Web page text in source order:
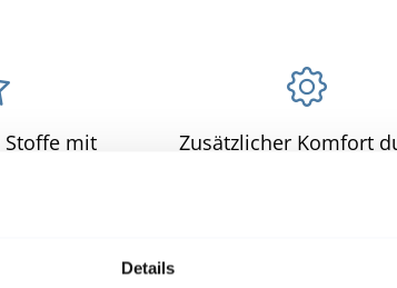
Details
Stoffe mit
Zusätzlicher Komfort